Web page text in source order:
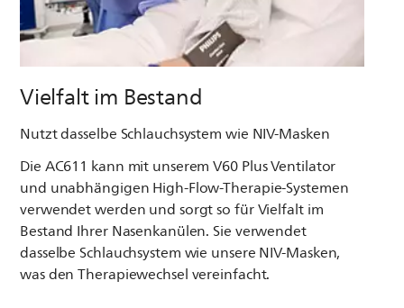
Vielfalt im Bestand
Nutzt dasselbe Schlauchsystem wie NIV-Masken
Die AC611 kann mit unserem V60 Plus Ventilator
und unabhängigen High-Flow-Therapie-Systemen
verwendet werden und sorgt so für Vielfalt im
Bestand Ihrer Nasenkanülen. Sie verwendet
dasselbe Schlauchsystem wie unsere NIV-Masken,
was den Therapiewechsel vereinfacht.